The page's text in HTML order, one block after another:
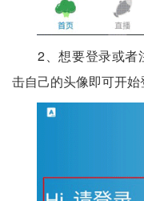
2、想要登录或者
击自己的头像即可开